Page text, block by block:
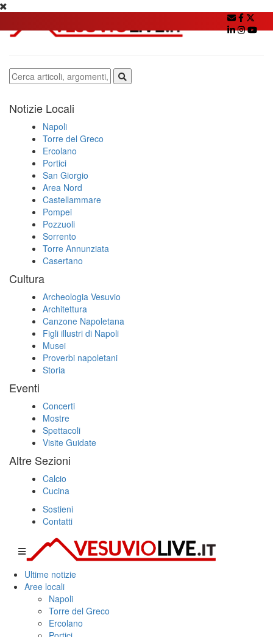
Notizie Locali
Napoli
Torre del Greco
Ercolano
Portici
San Giorgio
Area Nord
Castellammare
Pompei
Pozzuoli
Sorrento
Torre Annunziata
Casertano
Cultura
Archeologia Vesuvio
Architettura
Canzone Napoletana
Figli illustri di Napoli
Musei
Proverbi napoletani
Storia
Eventi
Concerti
Mostre
Spettacoli
Visite Guidate
Altre Sezioni
Calcio
Cucina
Sostieni
Contatti
Ultime notizie
Aree locali
Napoli
Torre del Greco
Ercolano